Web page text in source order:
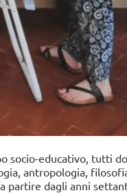
socio-educativo, tutti
antropologia,
partire dagli anni